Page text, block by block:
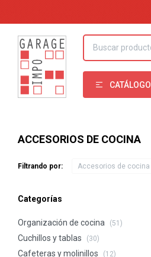
CATÁLOGO
ACCESORIOS DE COCINA
Filtrando por: Accesorios de cocina
Categorías
Organización de cocina (51)
Cuchillos y tablas (30)
Cafeteras y molinillos (12)